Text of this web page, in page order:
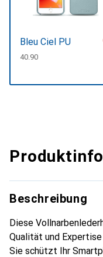
Bleu Ciel PU
CHF
40.90
Beschreibung
Diese
Qualität und
Sie schützt Ihr